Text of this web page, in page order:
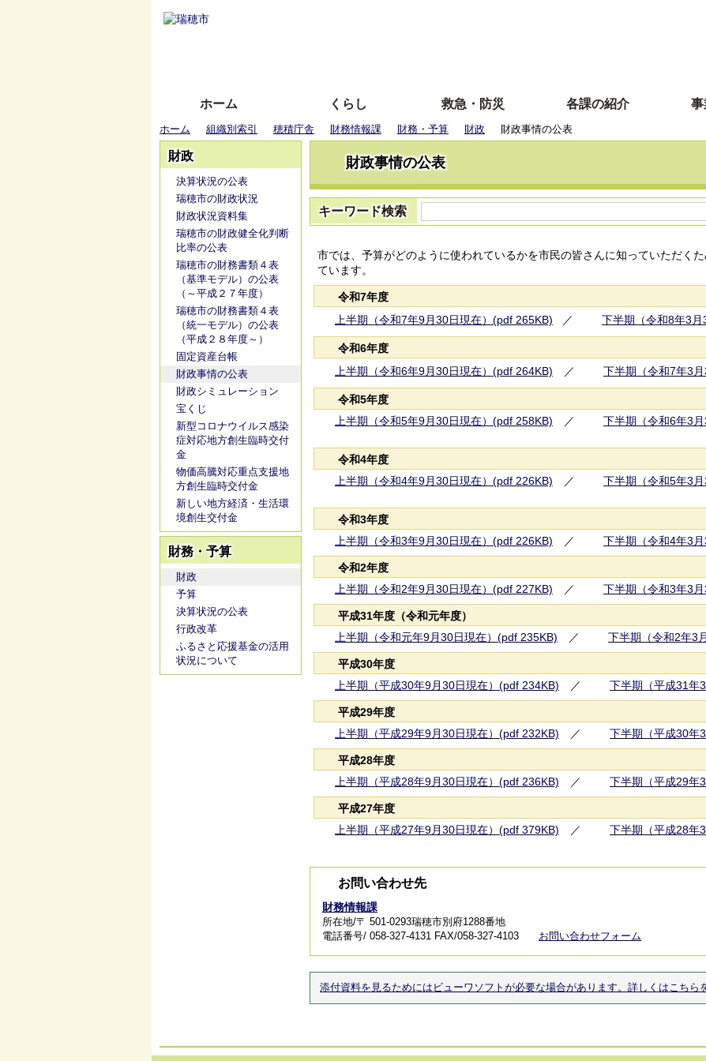
ホーム くらし 救急・防災 各課の紹介 事
ホーム 組織別索引 穂積庁舎 財務情報課 財務・予算 財政 財政事情の公表
財政
決算状況の公表
瑞穂市の財政状況
財政状況資料集
瑞穂市の財政健全化判断
比率の公表
瑞穂市の財務書類４表
（基準モデル）の公表
（～平成２７年度）
瑞穂市の財務書類４表
（統一モデル）の公表
（平成２８年度～）
固定資産台帳
財政事情の公表
財政シミュレーション
宝くじ
新型コロナウイルス感染
症対応地方創生臨時交付
金
物価高騰対応重点支援地
方創生臨時交付金
新しい地方経済・生活環
境創生交付金
財務・予算
財政
予算
決算状況の公表
行政改革
ふるさと応援基金の活用
状況について
財政事情の公表
キーワード検索
市では、予算がどのように使われているかを市民の皆さんに知っていただく
ています。
令和7年度
上半期（令和7年9月30日現在）(pdf 265KB) ／ 下半期（令和8年3
令和6年度
上半期（令和6年9月30日現在）(pdf 264KB) ／ 下半期（令和7年3
令和5年度
上半期（令和5年9月30日現在）(pdf 258KB) ／ 下半期（令和6年3
令和4年度
上半期（令和4年9月30日現在）(pdf 226KB) ／ 下半期（令和5年3
令和3年度
上半期（令和3年9月30日現在）(pdf 226KB) ／ 下半期（令和4年3
令和2年度
上半期（令和2年9月30日現在）(pdf 227KB) ／ 下半期（令和3年3
平成31年度（令和元年度）
上半期（令和元年9月30日現在）(pdf 235KB) ／ 下半期（令和2年3
平成30年度
上半期（平成30年9月30日現在）(pdf 234KB) ／ 下半期（平成31年
平成29年度
上半期（平成29年9月30日現在）(pdf 232KB) ／ 下半期（平成30年
平成28年度
上半期（平成28年9月30日現在）(pdf 236KB) ／ 下半期（平成29年
平成27年度
上半期（平成27年9月30日現在）(pdf 379KB) ／ 下半期（平成28年
お問い合わせ先
財務情報課
所在地/〒 501-0293瑞穂市別府1288番地
電話番号/ 058-327-4131 FAX/058-327-4103 お問い合わせフォーム
添付資料を見るためにはビューワソフトが必要な場合があります。詳しくはこちら